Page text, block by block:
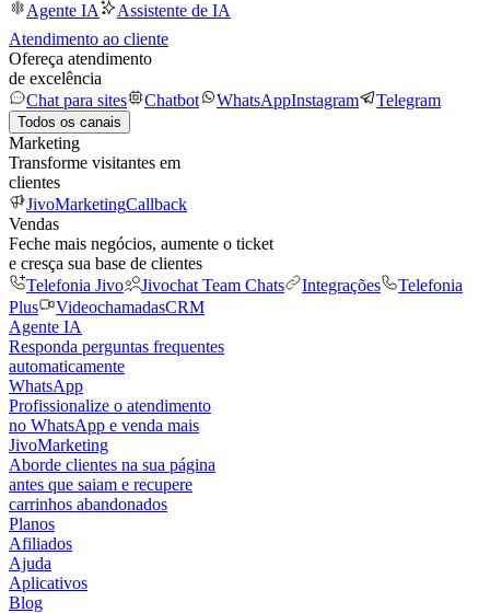
Agente IA
Assistente de IA
Atendimento ao cliente
Ofereça atendimento
de excelência
Chat para sites
Chatbot WhatsAppInstagram Telegram
Todos os canais
Marketing
Transforme visitantes em
clientes
JivoMarketingCallback
Vendas
Feche mais negócios, aumente o ticket
e cresça sua base de clientes
Telefonia Jivo
Jivochat Team Chats Integrações
Telefonia
Plus
VideochamadasCRM
Agente IA
Responda perguntas frequentes
automaticamente
WhatsApp
Profissionalize o atendimento
no WhatsApp e venda mais
JivoMarketing
Aborde clientes na sua página
antes que saiam e recupere
carrinhos abandonados
Planos
Afiliados
Ajuda
Aplicativos
Blog